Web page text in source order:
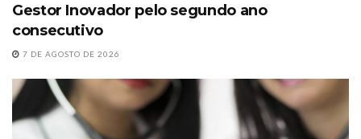
Gestor Inovador pelo segundo ano
consecutivo
7 DE AGOSTO DE 2026